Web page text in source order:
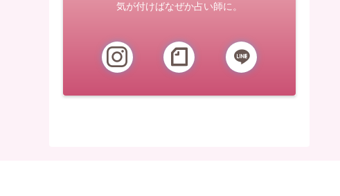
気が付けばなぜか占い師に。